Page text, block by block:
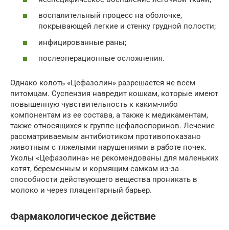
воспалительный процесс на оболочке,
покрывающей легкие и стенку грудной полости;
инфицированные раны;
послеоперационные осложнения.
Однако колоть «Цефазолин» разрешается не всем
питомцам. Суспензия навредит кошкам, которые имеют
повышенную чувствительность к каким-либо
компонентам из ее состава, а также к медикаментам,
также относящихся к группе цефалоспоринов. Лечение
рассматриваемым антибиотиком противопоказано
животным с тяжелыми нарушениями в работе почек.
Уколы «Цефазолина» не рекомендованы для маленьких
котят, беременным и кормящим самкам из-за
способности действующего вещества проникать в
молоко и через плацентарный барьер.
Фармакологическое действие